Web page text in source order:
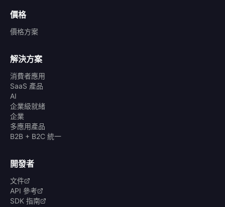
價格
價格方案
解決方案
消費者應用
SaaS 產品
AI
企業級就緒
企業
多應用產品
B2B + B2C 統一
開發者
文件
API 參考
SDK 指南